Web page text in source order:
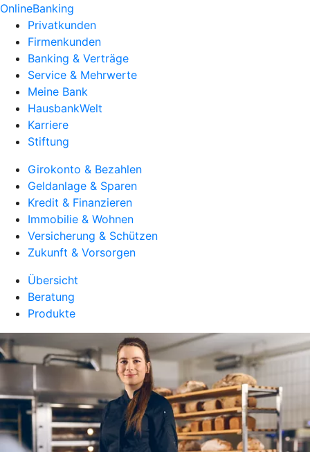
OnlineBanking
Privatkunden
Firmenkunden
Banking & Verträge
Service & Mehrwerte
Meine Bank
HausbankWelt
Karriere
Stiftung
Girokonto & Bezahlen
Geldanlage & Sparen
Kredit & Finanzieren
Immobilie & Wohnen
Versicherung & Schützen
Zukunft & Vorsorgen
Übersicht
Beratung
Produkte